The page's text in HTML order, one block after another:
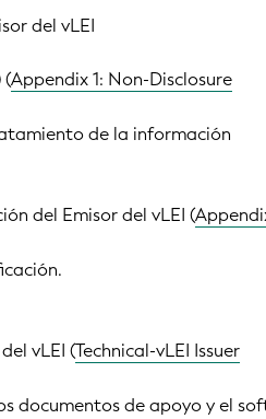
del vLEI
(Appendix 1: Non-Disclosure
de la información
del Emisor del vLEI (
vLEI (Technical-vLEI Issuer
documentos de apoyo y el